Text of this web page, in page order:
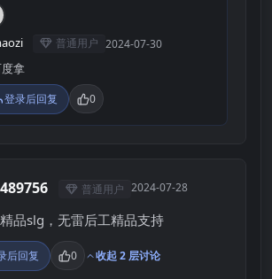
普通用户 2024-07-30
拿
登录后回复 0
普通用户 2024-07-28
品slg，无雷后工精品支持
后回复 0 收起 2 层讨论